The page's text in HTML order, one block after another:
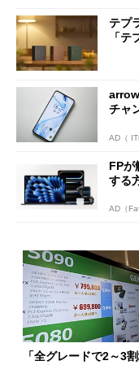
テプ
「
チャ
AD（
FPが
する
AD（
「全グレードで2～3割